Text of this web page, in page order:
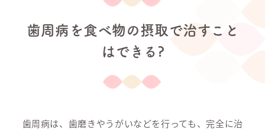
歯周病を食べ物の摂取で治すこと
はできる?
歯周病は、歯磨きやうがいなどを行っても、完全に治